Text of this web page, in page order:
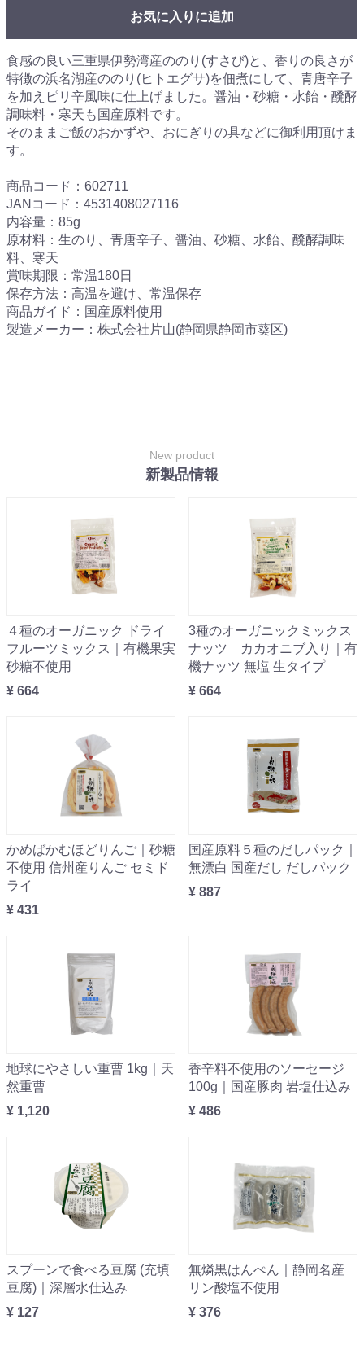
お気に入りに追加
食感の良い三重県伊勢湾産ののり(すさび)と、香りの良さが
特徴の浜名湖産ののり(ヒトエグサ)を佃煮にして、青唐辛子
を加えピリ辛風味に仕上げました。醤油・砂糖・水飴・醗酵
調味料・寒天も国産原料です。
そのままご飯のおかずや、おにぎりの具などに御利用頂けま
す。
商品コード：602711
JANコード：4531408027116
内容量：85g
原材料：生のり、青唐辛子、醤油、砂糖、水飴、醗酵調味
料、寒天
賞味期限：常温180日
保存方法：高温を避け、常温保存
商品ガイド：国産原料使用
製造メーカー：株式会社片山(静岡県静岡市葵区)
New product
新製品情報
４種のオーガニック ドライ
フルーツミックス｜有機果実
砂糖不使用
¥ 664
3種のオーガニックミックス
ナッツ カカオニブ入り｜有
機ナッツ 無塩 生タイプ
¥ 664
かめばかむほどりんご｜砂糖
不使用 信州産りんご セミド
ライ
¥ 431
国産原料５種のだしパック｜
無漂白 国産だし だしパック
¥ 887
地球にやさしい重曹 1kg｜天
然重曹
¥ 1,120
香辛料不使用のソーセージ
100g｜国産豚肉 岩塩仕込み
¥ 486
スプーンで食べる豆腐 (充填
豆腐)｜深層水仕込み
¥ 127
無燐黒はんぺん｜静岡名産
リン酸塩不使用
¥ 376